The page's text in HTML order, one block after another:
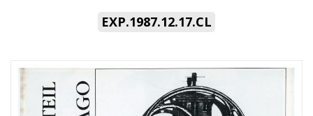
EXP.1987.12.17.CL